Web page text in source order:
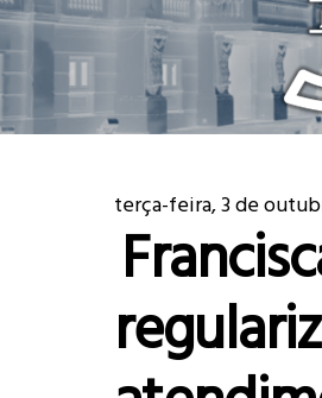
terça-feira, 3 de